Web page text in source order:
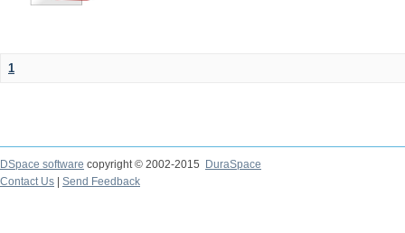
1
DSpace software copyright © 2002-2015
DuraSpace
Contact Us
Send Feedback